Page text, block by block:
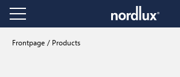
Frontpage Products